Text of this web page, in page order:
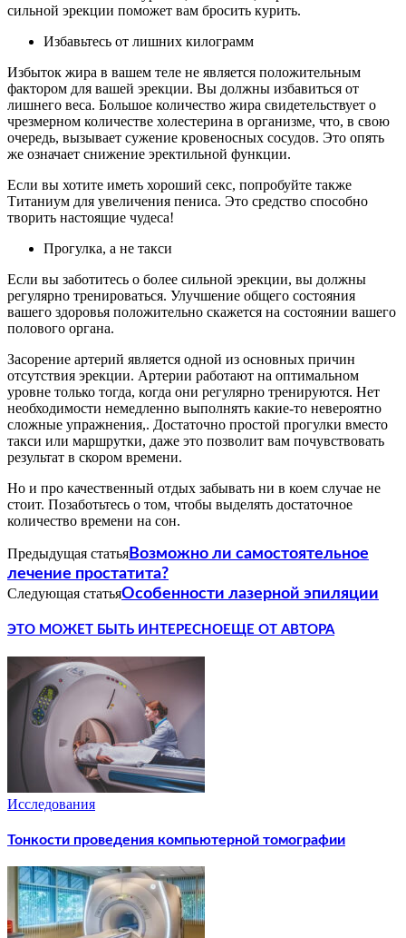
сильной эрекции поможет вам бросить курить.
Избавьтесь от лишних килограмм
Избыток жира в вашем теле не является положительным
фактором для вашей эрекции. Вы должны избавиться от
лишнего веса. Большое количество жира свидетельствует о
чрезмерном количестве холестерина в организме, что, в свою
очередь, вызывает сужение кровеносных сосудов. Это опять
же означает снижение эректильной функции.
Если вы хотите иметь хороший секс, попробуйте также
Титаниум для увеличения пениса. Это средство способно
творить настоящие чудеса!
Прогулка, а не такси
Если вы заботитесь о более сильной эрекции, вы должны
регулярно тренироваться. Улучшение общего состояния
вашего здоровья положительно скажется на состоянии вашего
полового органа.
Засорение артерий является одной из основных причин
отсутствия эрекции. Артерии работают на оптимальном
уровне только тогда, когда они регулярно тренируются. Нет
необходимости немедленно выполнять какие-то невероятно
сложные упражнения,. Достаточно простой прогулки вместо
такси или маршрутки, даже это позволит вам почувствовать
результат в скором времени.
Но и про качественный отдых забывать ни в коем случае не
стоит. Позаботьтесь о том, чтобы выделять достаточное
количество времени на сон.
Предыдущая статьяВозможно ли самостоятельное
лечение простатита?
Следующая статьяОсобенности лазерной эпиляции
ЭТО МОЖЕТ БЫТЬ ИНТЕРЕСНО ЕЩЕ ОТ АВТОРА
Исследования
Тонкости проведения компьютерной томографии